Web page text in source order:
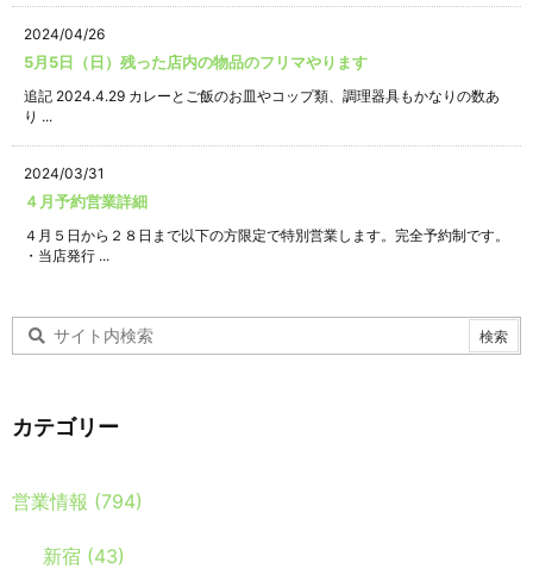
2024/04/26
5月5日（日）残った店内の物品のフリマやります
追記 2024.4.29 カレーとご飯のお皿やコップ類、調理器具もかなりの数あ
り ...
2024/03/31
４月予約営業詳細
４月５日から２８日まで以下の方限定で特別営業します。完全予約制です。
・当店発行 ...
カテゴリー
営業情報 (794)
新宿 (43)